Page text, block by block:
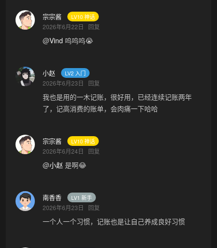
宗宗酱 LV10 神话
2026年6月22日 回复
@Vind 呜呜呜😭
小赵 LV2 入门
2026年6月23日 回复
我也是用的一木记账，很好用，已经连续记账两年
了，记高消费的账单，会肉痛一下哈哈
宗宗酱 LV10 神话
2026年6月24日 回复
@小赵 是啊😂
南香香 LV1 新手
2026年6月23日 回复
一个人一个习惯，记账也是让自己养成良好习惯